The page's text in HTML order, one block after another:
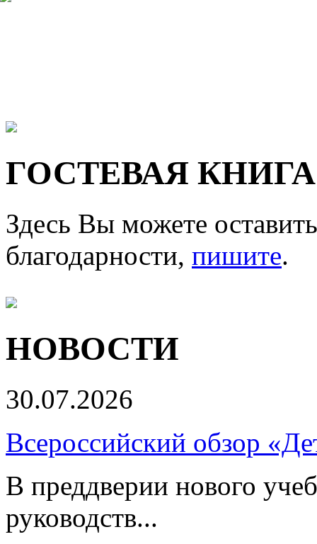
ГОСТЕВАЯ КНИГА
Здесь Вы можете
благодарности, пишите.
НОВОСТИ
30.07.2026
Всероссийский обзор
В преддверии нового
руководств...